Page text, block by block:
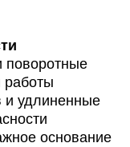
поворотные
работы
удлиненные
основание